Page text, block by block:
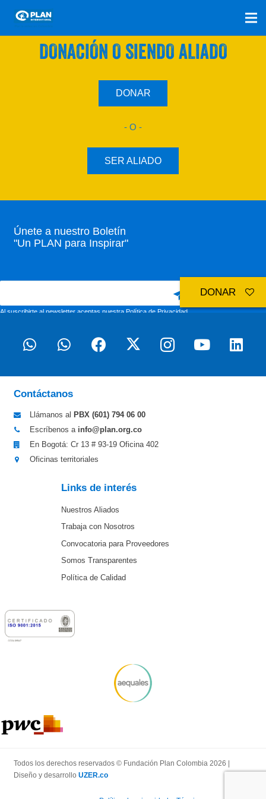
SÚMATE A NUESTRO PLAN CON UNA
DONACIÓN O SIENDO ALIADO
DONAR
- O -
SER ALIADO
Únete a nuestro Boletín
"Un PLAN para Inspirar"
Al suscribirte al newsletter aceptas nuestraPolítica de Privacidad
Contáctanos
Llámanos al PBX (601) 794 06 00
Escríbenos a info@plan.org.co
En Bogotá: Cr 13 # 93-19 Oficina 402
Oficinas territoriales
Links de interés
Nuestros Aliados
Trabaja con Nosotros
Convocatoria para Proveedores
Somos Transparentes
Política de Calidad
Todos los derechos reservados © Fundación Plan Colombia 2026 |
Diseño y desarrollo UZER.co
DONAR